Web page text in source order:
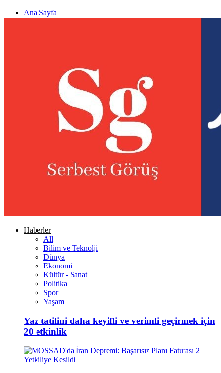
Ana Sayfa
Haberler
All
Bilim ve Teknolji
Dünya
Ekonomi
Kültür - Sanat
Politika
Spor
Yaşam
Yaz tatilini daha keyifli ve verimli geçirmek için
20 etkinlik